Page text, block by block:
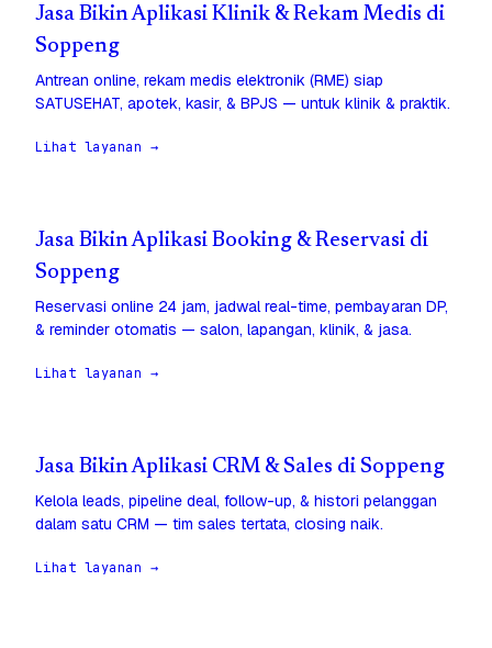
Jasa Bikin Aplikasi Klinik & Rekam Medis di
Soppeng
Antrean online, rekam medis elektronik (RME) siap
SATUSEHAT, apotek, kasir, & BPJS — untuk klinik & praktik.
Lihat layanan →
Jasa Bikin Aplikasi Booking & Reservasi di
Soppeng
Reservasi online 24 jam, jadwal real-time, pembayaran DP,
& reminder otomatis — salon, lapangan, klinik, & jasa.
Lihat layanan →
Jasa Bikin Aplikasi CRM & Sales di Soppeng
Kelola leads, pipeline deal, follow-up, & histori pelanggan
dalam satu CRM — tim sales tertata, closing naik.
Lihat layanan →